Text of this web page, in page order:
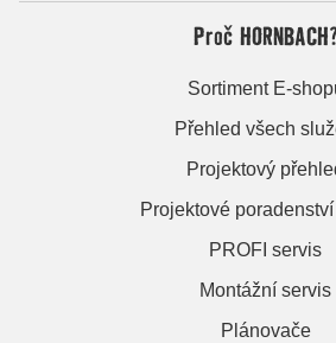
Proč
Sortiment E-
Přehled všech
Projektový
Projektové
PROFI servis
Montážní servis
Plánovače